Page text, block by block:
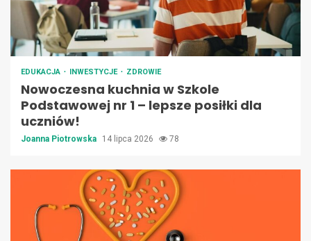
EDUKACJA INWESTYCJE ZDROWIE
Nowoczesna kuchnia w Szkole
Podstawowej nr 1 – lepsze posiłki dla
uczniów!
Joanna Piotrowska 14 lipca 2026 78